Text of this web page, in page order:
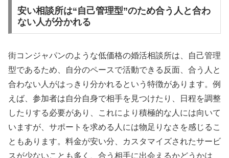
安い相談所は“自己管理型”のため合う人と合わ
ない人が分かれる
街コンジャパンのような低価格の婚活相談所は、自己管理
型であるため、自分のペースで活動できる反面、合う人と
合わない人がはっきり分かれるという特徴があります。例
えば、参加者は自分自身で相手を見つけたり、日程を調整
したりする必要があり、これにより積極的な人には向いて
いますが、サポートを求める人には物足りなさを感じるこ
ともあります。料金が安い分、カスタマイズされたサービ
スが少ないことも多く、合う相手に出会えるかどうかは